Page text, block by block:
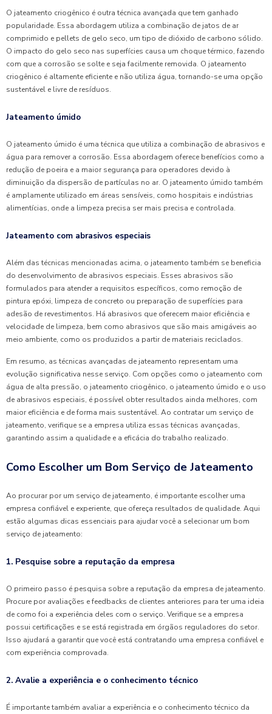
O jateamento criogênico é outra técnica avançada que tem ganhado
popularidade. Essa abordagem utiliza a combinação de jatos de ar
comprimido e pellets de gelo seco, um tipo de dióxido de carbono sólido.
O impacto do gelo seco nas superfícies causa um choque térmico, fazendo
com que a corrosão se solte e seja facilmente removida. O jateamento
criogênico é altamente eficiente e não utiliza água, tornando-se uma opção
sustentável e livre de resíduos.
Jateamento úmido
O jateamento úmido é uma técnica que utiliza a combinação de abrasivos e
água para remover a corrosão. Essa abordagem oferece benefícios como a
redução de poeira e a maior segurança para operadores devido à
diminuição da dispersão de partículas no ar. O jateamento úmido também
é amplamente utilizado em áreas sensíveis, como hospitais e indústrias
alimentícias, onde a limpeza precisa ser mais precisa e controlada.
Jateamento com abrasivos especiais
Além das técnicas mencionadas acima, o jateamento também se beneficia
do desenvolvimento de abrasivos especiais. Esses abrasivos são
formulados para atender a requisitos específicos, como remoção de
pintura epóxi, limpeza de concreto ou preparação de superfícies para
adesão de revestimentos. Há abrasivos que oferecem maior eficiência e
velocidade de limpeza, bem como abrasivos que são mais amigáveis ao
meio ambiente, como os produzidos a partir de materiais reciclados.
Em resumo, as técnicas avançadas de jateamento representam uma
evolução significativa nesse serviço. Com opções como o jateamento com
água de alta pressão, o jateamento criogênico, o jateamento úmido e o uso
de abrasivos especiais, é possível obter resultados ainda melhores, com
maior eficiência e de forma mais sustentável. Ao contratar um serviço de
jateamento, verifique se a empresa utiliza essas técnicas avançadas,
garantindo assim a qualidade e a eficácia do trabalho realizado.
Como Escolher um Bom Serviço de Jateamento
Ao procurar por um serviço de jateamento, é importante escolher uma
empresa confiável e experiente, que ofereça resultados de qualidade. Aqui
estão algumas dicas essenciais para ajudar você a selecionar um bom
serviço de jateamento:
1. Pesquise sobre a reputação da empresa
O primeiro passo é pesquisa sobre a reputação da empresa de jateamento.
Procure por avaliações e feedbacks de clientes anteriores para ter uma ideia
de como foi a experiência deles com o serviço. Verifique se a empresa
possui certificações e se está registrada em órgãos reguladores do setor.
Isso ajudará a garantir que você está contratando uma empresa confiável e
com experiência comprovada.
2. Avalie a experiência e o conhecimento técnico
É importante também avaliar a experiência e o conhecimento técnico da